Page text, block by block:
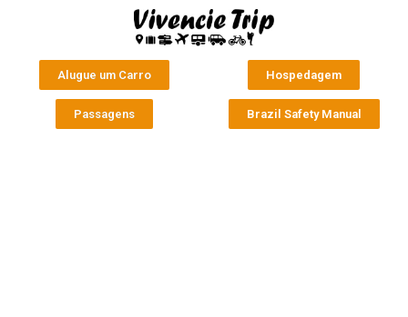
Alugue um Carro Hospedagem
Passagens Brazil Safety Manual